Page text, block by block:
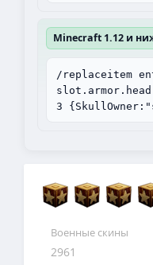
Minecraft 1.12 и
/replaceitem
3
Военные скины
2961